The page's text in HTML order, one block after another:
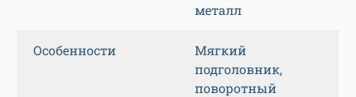
металл
Особенности
Мягкий
подголовник,
поворотный